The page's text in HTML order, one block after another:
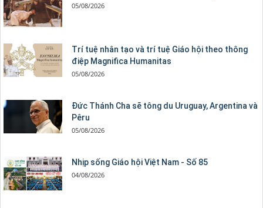
05/08/2026
Trí tuệ nhân tạo và trí tuệ Giáo hội theo thông
điệp Magnifica Humanitas
05/08/2026
Đức Thánh Cha sẽ tông du Uruguay, Argentina và
Pêru
05/08/2026
Nhịp sống Giáo hội Việt Nam - Số 85
04/08/2026